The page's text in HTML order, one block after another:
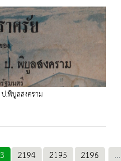
.พิบูลสงคราม
2194 2195 2196 ...